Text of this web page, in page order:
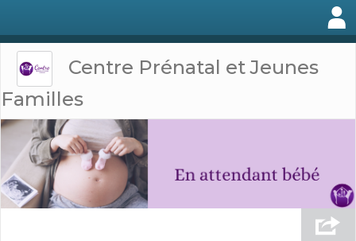
Centre Prénatal et Jeunes
Familles